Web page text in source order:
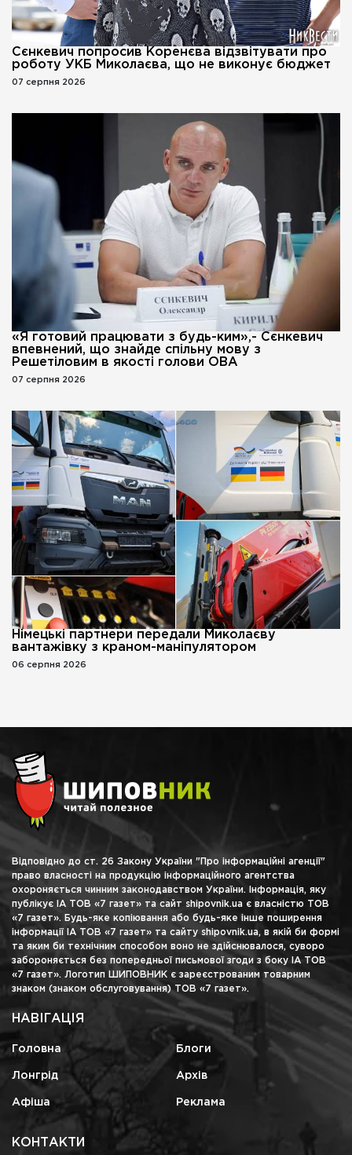
Сєнкевич попросив Коренєва відзвітувати про
роботу УКБ Миколаєва, що не виконує бюджет
07 серпня 2026
«Я готовий працювати з будь-ким»,- Сєнкевич
впевнений, що знайде спільну мову з
Решетіловим в якості голови ОВА
07 серпня 2026
Німецькі партнери передали Миколаєву
вантажівку з краном-маніпулятором
06 серпня 2026
Відповідно до ст. 26 Закону України "Про інформаційні агенції"
право власності на продукцію інформаційного агентства
охороняється чинним законодавством України. Інформація, яку
публікує ІА ТОВ «7 газет» та сайт shipovnik.ua є власністю ТОВ
«7 газет». Будь-яке копіювання або будь-яке інше поширення
інформації ІА ТОВ «7 газет» та сайту shipovnik.ua, в якій би формі
та яким би технічним способом воно не здійснювалося, суворо
забороняється без попередньої письмової згоди з боку ІА ТОВ
«7 газет». Логотип ШИПОВНИК є зареєстрованим товарним
знаком (знаком обслуговування) ТОВ «7 газет».
НАВІГАЦІЯ
Головна Блоги
Лонгрід Архів
Афіша Реклама
КОНТАКТИ